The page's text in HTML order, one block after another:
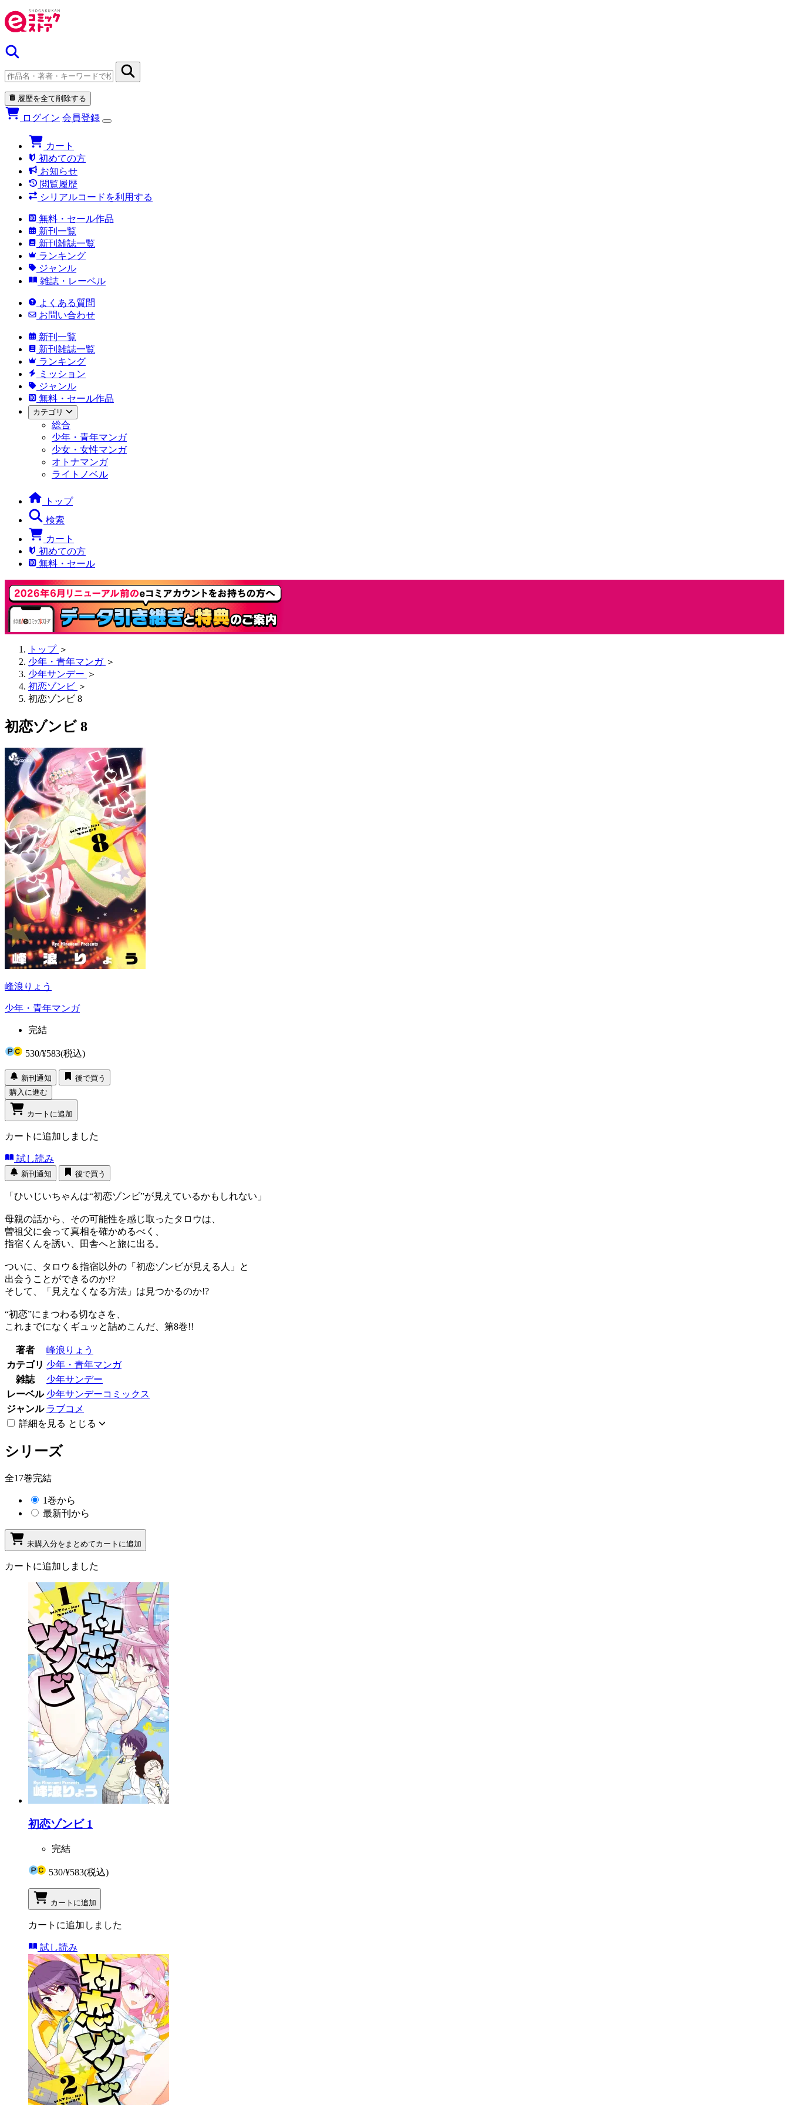
履歴を全て削除する
ログイン 会員登録
カート
初めての方
お知らせ
閲覧履歴
シリアルコードを利用する
無料・セール作品
新刊一覧
新刊雑誌一覧
ランキング
ジャンル
雑誌・レーベル
よくある質問
お問い合わせ
新刊一覧
新刊雑誌一覧
ランキング
ミッション
ジャンル
無料・セール作品
カテゴリ
総合
少年・青年マンガ
少女・女性マンガ
オトナマンガ
ライトノベル
トップ
検索
カート
初めての方
無料・セール
トップ ＞
少年・青年マンガ ＞
少年サンデー ＞
初恋ゾンビ ＞
初恋ゾンビ 8
初恋ゾンビ 8
峰浪りょう
少年・青年マンガ
完結
530/¥583(税込)
新刊通知
後で買う
購入に進む
カートに追加
カートに追加しました
試し読み
新刊通知 後で買う
「ひいじいちゃんは“初恋ゾンビ”が見えているかもしれない」
母親の話から、その可能性を感じ取ったタロウは、
曽祖父に会って真相を確かめるべく、
指宿くんを誘い、田舎へと旅に出る。
ついに、タロウ＆指宿以外の「初恋ゾンビが見える人」と
出会うことができるのか!?
そして、「見えなくなる方法」は見つかるのか!?
“初恋”にまつわる切なさを、
これまでになくギュッと詰めこんだ、第8巻!!
著者
峰浪りょう
カテゴリ 少年・青年マンガ
雑誌
少年サンデー
レーベル 少年サンデーコミックス
ジャンル ラブコメ
詳細を見る とじる
シリーズ
全17巻完結
1巻から
最新刊から
未購入分をまとめてカートに追加
カートに追加しました
初恋ゾンビ 1
完結
530/¥583(税込)
カートに追加
カートに追加しました
試し読み